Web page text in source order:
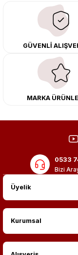
çıkma orijinal ürünler ile
tasarımını ve
Tüm ürünlerimiz orijinal,
merkezimizde
kargo ile teslimat
adres: Egzoz Sepeti.
GÜVENLİ
MARKA
0533
Bizi
Üyelik
Kurumsal